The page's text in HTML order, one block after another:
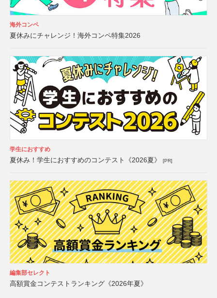
海外コンペ
夏休みにチャレンジ！海外コンペ特集2026
学生におすすめ
夏休み！学生におすすめのコンテスト《2026夏》 [PR]
編集部セレクト
高額賞金コンテストランキング《2026年夏》